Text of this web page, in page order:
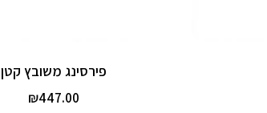
פירסינג משובץ קטן
₪447.00